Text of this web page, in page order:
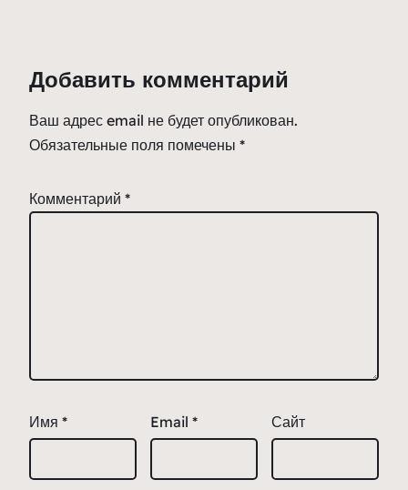
Добавить комментарий
Ваш адрес email не будет опубликован.
Обязательные поля помечены *
Комментарий *
Имя * Email * Сайт